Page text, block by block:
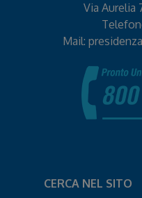
Via Aurelia
Mail:
CERCA NEL SITO